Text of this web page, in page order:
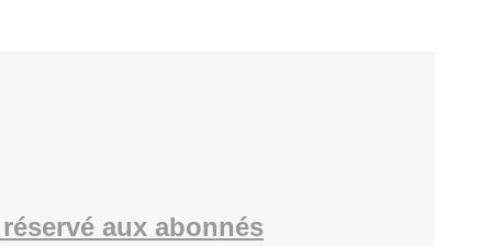
aux abonnés